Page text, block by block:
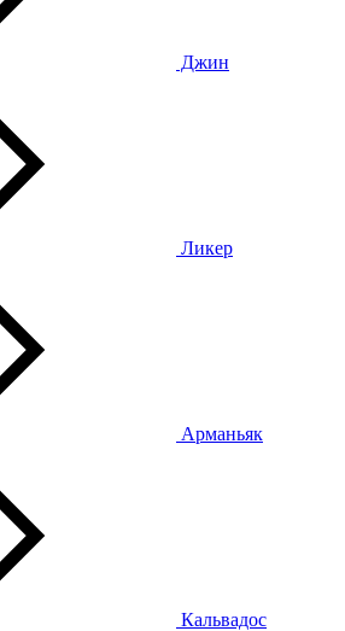
Джин
Ликер
Арманьяк
Кальвадос